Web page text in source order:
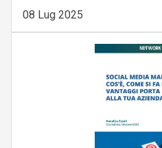
08 Lug 2025